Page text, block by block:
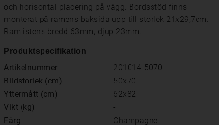
och horisontal placering på vägg. Bordsstöd finns
monterat på ramens baksida upp till storlek 21x29,7cm.
Ramlistens bredd 63mm, djup 23mm.
Produktspecifikation
Artikelnummer
201014-5070
Bildstorlek (cm)
50x70
Yttermått (cm)
62x82
Vikt (kg)
-
Färg
Champagne